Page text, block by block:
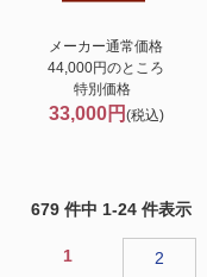
メーカー通常価格
44,000円のところ
特別価格
33,000円 (税込)
679 件中 1-24 件表示
1 2